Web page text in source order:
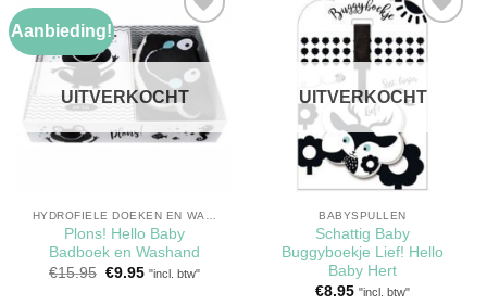
Aanbieding!
Toevoegen
aan
verlanglijst
UITVERKOCHT
Plons! Hello Baby
Badboek en Washand
€15.95 Oorspronkelijke
€9.95Huidige
"incl. btw"
Toevoegen
aan
verlanglijst
UITVERKOCHT
BABYSPULLEN
Schattig Baby
Buggyboekje Lief! Hello
Baby Hert
€8.95 "incl. btw"